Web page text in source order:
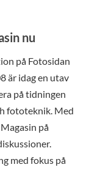
nu
på Fotosidan
är idag en utav
på tidningen
fototeknik. Med
på
med fokus på